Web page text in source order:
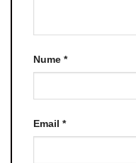
Nume *
Email *